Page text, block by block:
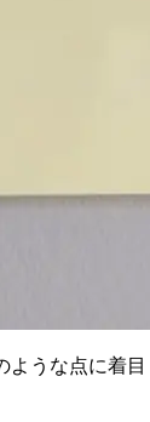
ような点に着目